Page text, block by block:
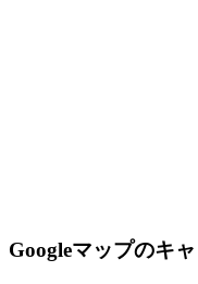
Googleマップのキ